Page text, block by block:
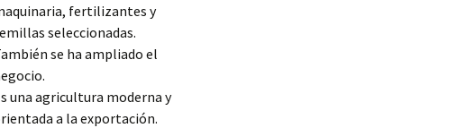
fertilizantes y
seleccionadas.
se ha ampliado el
una agricultura moderna y
a la exportación.